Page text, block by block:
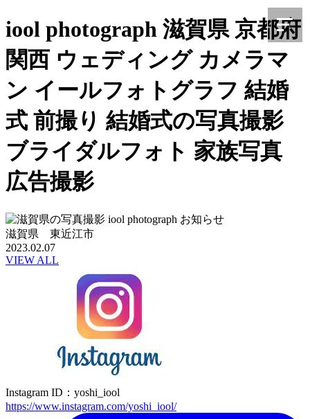
iool photograph 滋賀県 京都府
関西 ウェディング カメラマ
ン イールフォトグラフ 結婚
式 前撮り 結婚式の写真撮影
ブライダルフォト 家族写真
広告撮影
滋賀県 東近江市
2023.02.07
VIEW ALL
Instagram ID：yoshi_iool
https://www.instagram.com/yoshi_iool/